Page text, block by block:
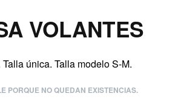
VOLANTES
única. Talla modelo S-M.
PORQUE NO QUEDAN EXISTENCIAS.